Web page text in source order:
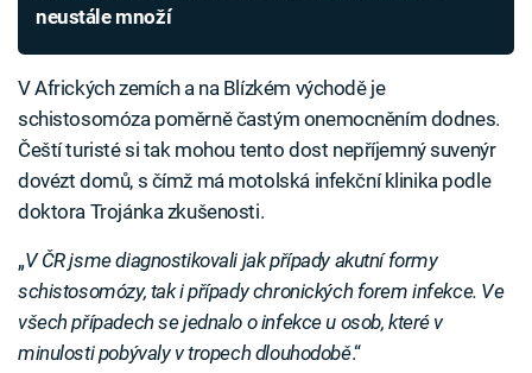
neustále množí
V Afrických zemích a na Blízkém východě je
schistosomóza poměrně častým onemocněním dodnes.
Čeští turisté si tak mohou tento dost nepříjemný suvenýr
dovézt domů, s čímž má motolská infekční klinika podle
doktora Trojánka zkušenosti.
„V ČR jsme diagnostikovali jak případy akutní formy
schistosomózy, tak i případy chronických forem infekce. Ve
všech případech se jednalo o infekce u osob, které v
minulosti pobývaly v tropech dlouhodobě.“